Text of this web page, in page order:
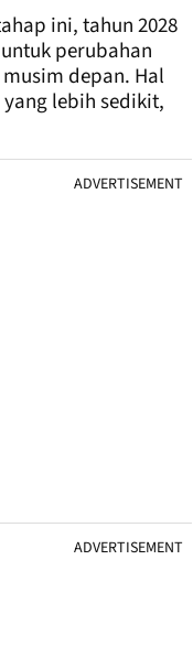
ini, tahun 2028
perubahan
depan. Hal
lebih sedikit,
ADVERTISEMENT
ADVERTISEMENT